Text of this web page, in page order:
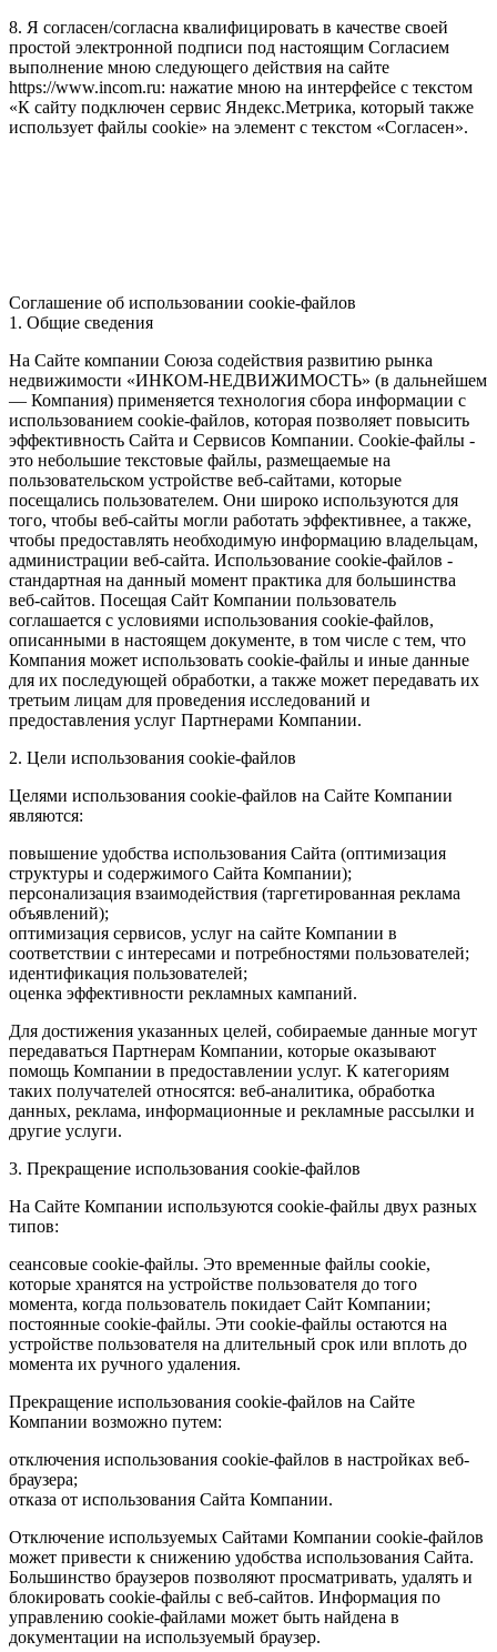
8. Я согласен/согласна квалифицировать в качестве своей
простой электронной подписи под настоящим Согласием
выполнение мною следующего действия на сайте
https://www.incom.ru: нажатие мною на интерфейсе с текстом
«К сайту подключен сервис Яндекс.Метрика, который также
использует файлы cookie» на элемент с текстом «Согласен».
Соглашение об использовании cookie-файлов
1. Общие сведения
На Сайте компании Союза содействия развитию рынка
недвижимости «ИНКОМ-НЕДВИЖИМОСТЬ» (в дальнейшем
— Компания) применяется технология сбора информации с
использованием cookie-файлов, которая позволяет повысить
эффективность Сайта и Сервисов Компании. Сookie-файлы -
это небольшие текстовые файлы, размещаемые на
пользовательском устройстве веб-сайтами, которые
посещались пользователем. Они широко используются для
того, чтобы веб-сайты могли работать эффективнее, а также,
чтобы предоставлять необходимую информацию владельцам,
администрации веб-сайта. Использование cookie-файлов -
стандартная на данный момент практика для большинства
веб-сайтов. Посещая Сайт Компании пользователь
соглашается с условиями использования cookie-файлов,
описанными в настоящем документе, в том числе с тем, что
Компания может использовать cookie-файлы и иные данные
для их последующей обработки, а также может передавать их
третьим лицам для проведения исследований и
предоставления услуг Партнерами Компании.
2. Цели использования cookie-файлов
Целями использования cookie-файлов на Сайте Компании
являются:
повышение удобства использования Сайта (оптимизация
структуры и содержимого Сайта Компании);
персонализация взаимодействия (таргетированная реклама
объявлений);
оптимизация сервисов, услуг на сайте Компании в
соответствии с интересами и потребностями пользователей;
идентификация пользователей;
оценка эффективности рекламных кампаний.
Для достижения указанных целей, собираемые данные могут
передаваться Партнерам Компании, которые оказывают
помощь Компании в предоставлении услуг. К категориям
таких получателей относятся: веб-аналитика, обработка
данных, реклама, информационные и рекламные рассылки и
другие услуги.
3. Прекращение использования cookie-файлов
На Сайте Компании используются cookie-файлы двух разных
типов:
сеансовые cookie-файлы. Это временные файлы cookie,
которые хранятся на устройстве пользователя до того
момента, когда пользователь покидает Сайт Компании;
постоянные cookie-файлы. Эти cookie-файлы остаются на
устройстве пользователя на длительный срок или вплоть до
момента их ручного удаления.
Прекращение использования cookie-файлов на Сайте
Компании возможно путем:
отключения использования cookie-файлов в настройках веб-
браузера;
отказа от использования Сайта Компании.
Отключение используемых Сайтами Компании cookie-файлов
может привести к снижению удобства использования Сайта.
Большинство браузеров позволяют просматривать, удалять и
блокировать cookie-файлы c веб-сайтов. Информация по
управлению cookie-файлами может быть найдена в
документации на используемый браузер.